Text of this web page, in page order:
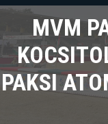
MVM
PAKSI